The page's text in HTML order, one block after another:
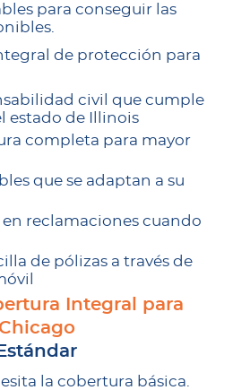
para conseguir las
de protección para
civil que cumple
estado de Illinois
completa para mayor
que se adaptan a su
reclamaciones cuando
de pólizas a través de
Integral para
la cobertura básica.